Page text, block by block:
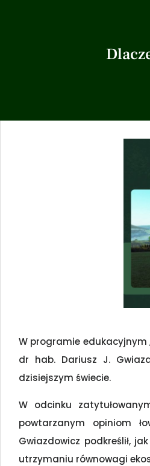
W programie edukacyjnym
dr hab. Dariusz J.
dzisiejszym świecie.
W odcinku
powtarzanym opiniom
Gwiazdowicz podkreślił,
utrzymaniu równowagi